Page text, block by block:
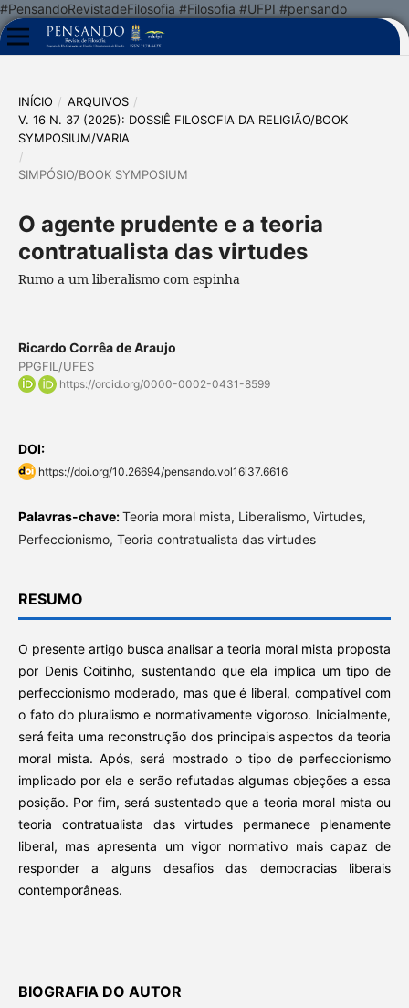
#PensandoRevistadeFilosofia #Filosofia #UFPI #pensando
INÍCIO / ARQUIVOS /
V. 16 N. 37 (2025): DOSSIÊ FILOSOFIA DA RELIGIÃO/BOOK
SYMPOSIUM/VARIA
/
SIMPÓSIO/BOOK SYMPOSIUM
O agente prudente e a teoria
contratualista das virtudes
Rumo a um liberalismo com espinha
Ricardo Corrêa de Araujo
PPGFIL/UFES
https://orcid.org/0000-0002-0431-8599
DOI:
https://doi.org/10.26694/pensando.vol16i37.6616
Palavras-chave:Teoria moral mista, Liberalismo, Virtudes,
Perfeccionismo, Teoria contratualista das virtudes
RESUMO
O presente artigo busca analisar a teoria moral mista proposta
por Denis Coitinho, sustentando que ela implica um tipo de
perfeccionismo moderado, mas que é liberal, compatível com
o fato do pluralismo e normativamente vigoroso. Inicialmente,
será feita uma reconstrução dos principais aspectos da teoria
moral mista. Após, será mostrado o tipo de perfeccionismo
implicado por ela e serão refutadas algumas objeções a essa
posição. Por fim, será sustentado que a teoria moral mista ou
teoria contratualista das virtudes permanece plenamente
liberal, mas apresenta um vigor normativo mais capaz de
responder a alguns desafios das democracias liberais
contemporâneas.
BIOGRAFIA DO AUTOR